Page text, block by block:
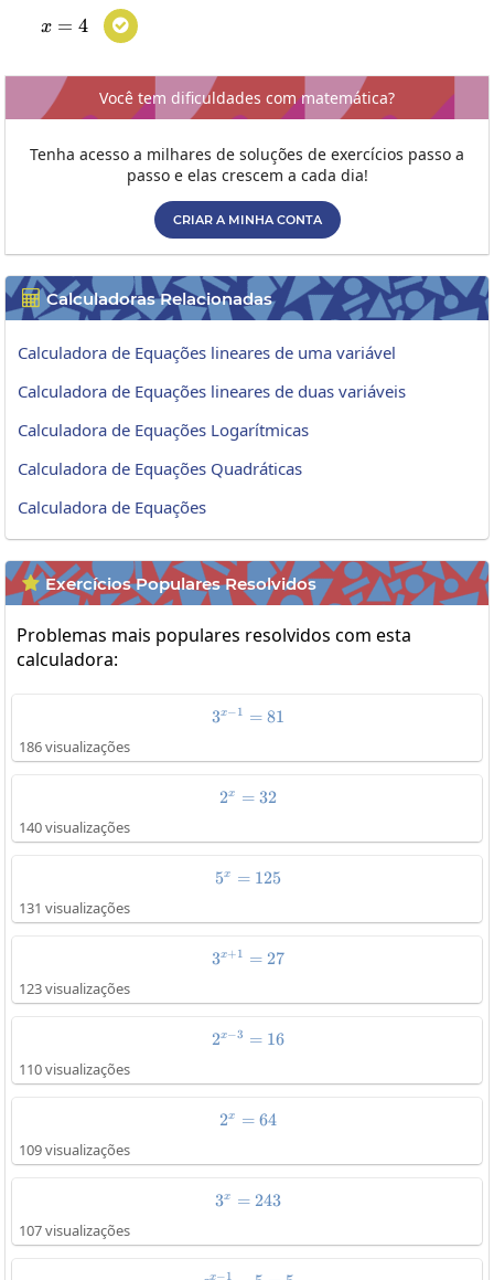
x=4
x = 4 
Você tem dificuldades com matemática?
Tenha acesso a milhares de soluções de exercícios passo a
passo e elas crescem a cada dia!
CRIAR A MINHA CONTA
 Calculadoras Relacionadas
Calculadora de Equações lineares de uma variável
Calculadora de Equações lineares de duas variáveis
Calculadora de Equações Logarítmicas
Calculadora de Equações Quadráticas
Calculadora de Equações
 Exercícios Populares Resolvidos
Problemas mais populares resolvidos com esta
calculadora:
3^{x-1}=81
3x−1 = 81
186 visualizações
2^x=32
2x = 32
140 visualizações
5^x=125
5x = 125
131 visualizações
3^{x+1}=27
3x+1 = 27
123 visualizações
2^{x-3}=16
2x−3 = 16
110 visualizações
2^x=64
2x = 64
109 visualizações
3^x=243
3x = 243
107 visualizações
x−1